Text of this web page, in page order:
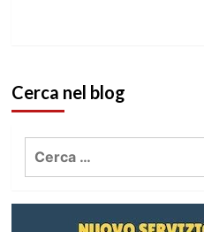
Cerca nel blog